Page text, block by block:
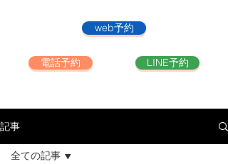
web予約
電話予約 LINE予約
記事
全ての記事